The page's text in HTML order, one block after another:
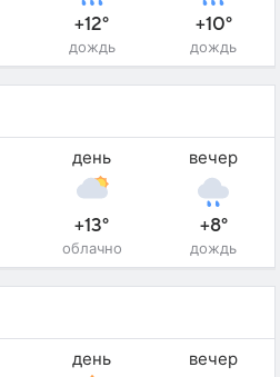
+12°
дождь
+10°
дождь
день
+13°
облачно
вечер
+8°
дождь
день вечер